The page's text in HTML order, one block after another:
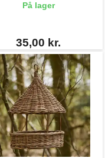
På lager
35,00 kr.